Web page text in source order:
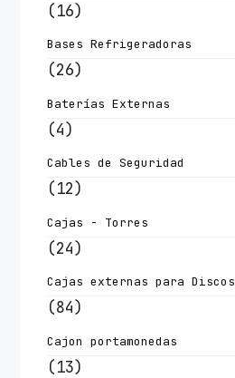
(16)
Bases Refrigeradoras
(26)
Baterías Externas
(4)
Cables de Seguridad
(12)
Cajas - Torres
(24)
Cajas externas para Discos
(84)
Cajon portamonedas
(13)